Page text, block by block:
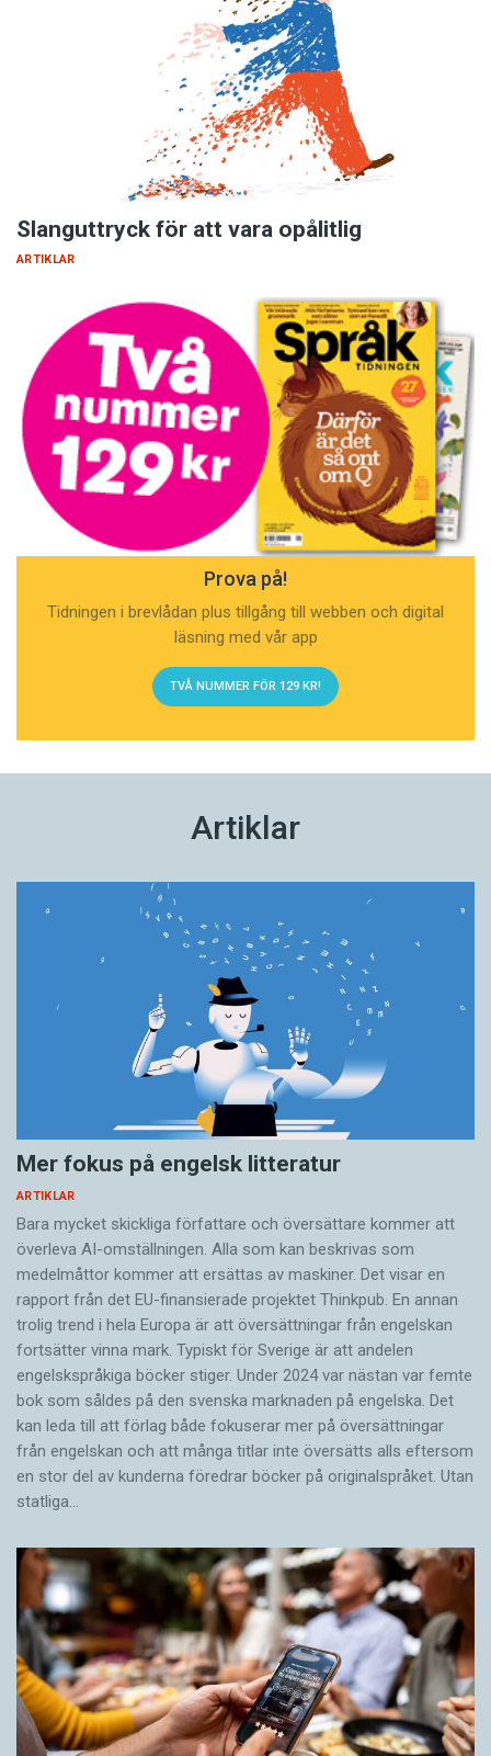
Slanguttryck för att vara opålitlig
ARTIKLAR
Prova på!
Tidningen i brevlådan plus tillgång till webben och digital
läsning med vår app
TVÅ NUMMER FÖR 129 KR!
Artiklar
Mer fokus på engelsk litteratur
ARTIKLAR
Bara mycket skickliga författare och översättare ­kommer att
överleva AI-omställningen. Alla som kan beskrivas som
medelmåttor kommer att ersättas av maskiner. Det visar en
rapport från det EU-finansierade projektet Thinkpub. En annan
trolig trend i hela Europa är att översättningar från engelskan
fortsätter vinna mark. Typiskt för Sverige är att andelen
engelskspråkiga böcker stiger. Under 2024 var nästan var femte
bok som såldes på den svenska marknaden på engelska. Det
kan leda till att förlag både fokuserar mer på översättningar
från engelskan och att många titlar inte översätts alls eftersom
en stor del av kunderna föredrar böcker på originalspråket. Utan
statliga…